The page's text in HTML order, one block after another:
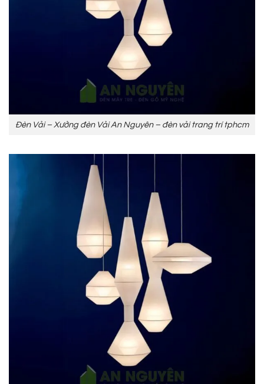
Đèn Vải – Xưởng đèn Vải An Nguyên – đèn vải trang trí tphcm